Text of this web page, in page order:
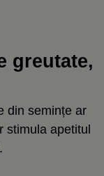
greutate,
din semințe ar
stimula apetitul